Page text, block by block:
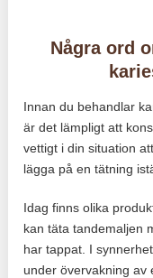
Några ord
Innan du behandlar
är det lämpligt att
vettigt i din situation
lägga på en tätning
Idag finns olika
kan täta tandemaljen
har tappat. I
under övervakning av